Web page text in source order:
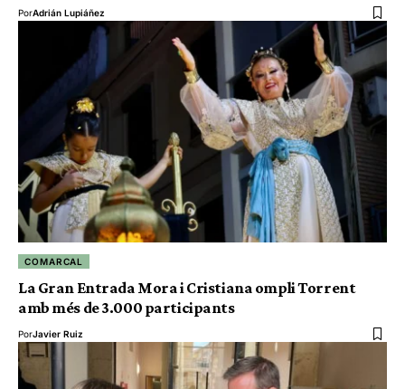
PorAdrián Lupiáñez
COMARCAL
La Gran Entrada Mora i Cristiana ompli Torrent
amb més de 3.000 participants
PorJavier Ruiz